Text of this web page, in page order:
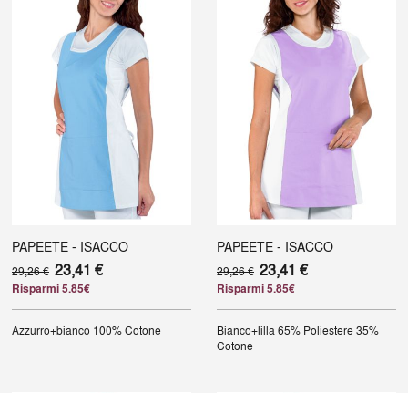
PAPEETE - ISACCO
29,26 € 23,41 €
Risparmi 5.85€
Azzurro+bianco 100% Cotone
PAPEETE - ISACCO
29,26 € 23,41 €
Risparmi 5.85€
Bianco+lilla65% Poliestere 35%
Cotone